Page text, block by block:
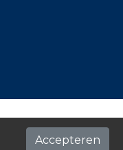
Accepteren